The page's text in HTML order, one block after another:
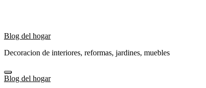
Blog del hogar
Decoracion de interiores, reformas, jardines, muebles
Blog del hogar